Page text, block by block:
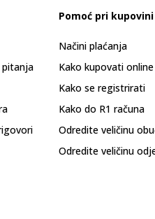
pitanja
Pomoć pri kupovini
Načini plaćanja
Kako kupovati online
Kako se registrirati
Kako do R1 računa
Odredite veličinu
Odredite veličinu